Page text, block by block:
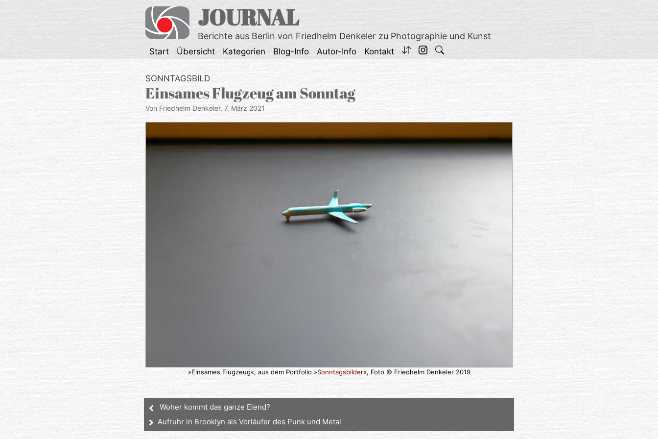
JOURNAL
Berichte aus Berlin von Friedhelm Denkeler zu Photographie und Kunst
Start Übersicht Kategorien Blog-Info Autor-Info Kontakt
SONNTAGSBILD
Einsames Flugzeug am Sonntag
Von Friedhelm Denkeler, 7. März 2021
»Einsames Flugzeug«, aus dem Portfolio »Sonntagsbilder«, Foto © Friedhelm Denkeler 2019
Woher kommt das ganze Elend?
Aufruhr in Brooklyn als Vorläufer des Punk und Metal